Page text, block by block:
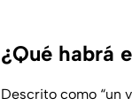
¿Qué habrá
Descrito como “un